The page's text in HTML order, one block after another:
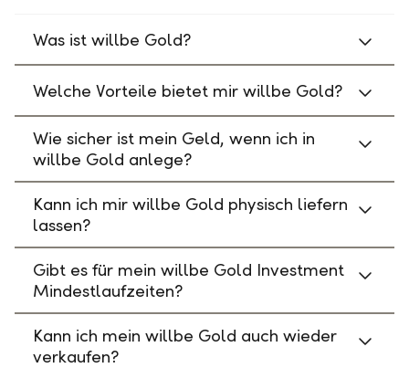
Was ist willbe Gold?
Welche Vorteile bietet mir willbe Gold?
Wie sicher ist mein Geld, wenn ich in
willbe Gold anlege?
Kann ich mir willbe Gold physisch liefern
lassen?
Gibt es für mein willbe Gold Investment
Mindestlaufzeiten?
Kann ich mein willbe Gold auch wieder
verkaufen?